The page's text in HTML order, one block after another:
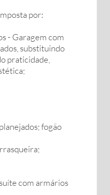
por:
- Garagem com
substituindo
praticidade,
fogão
com armários